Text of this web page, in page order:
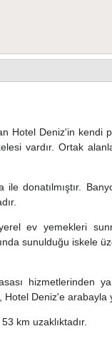
Hotel Deniz'in kendi
vardır. Ortak
donatılmıştır.
ev yemekleri
sunulduğu iskele
hizmetlerinden
Hotel Deniz'e
km uzaklıktadır.